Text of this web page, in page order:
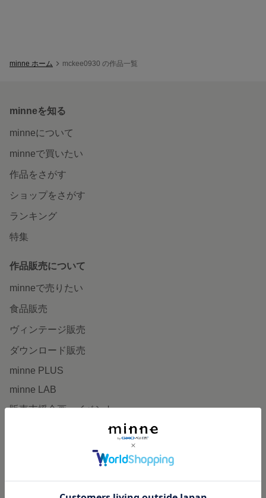
minne ホーム mckee0930 の作品一覧
minneを知る
minneについて
minneで買いたい
作品をさがす
ショップをさがす
ランキング
特集
作品販売について
minneで売りたい
食品販売
ヴィンテージ販売
ダウンロード販売
minne PLUS
minne LAB
販売支援企画・イベント
minneとものづくりと
minne学習帖